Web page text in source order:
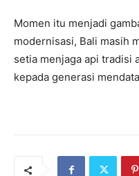
Momen itu menjadi
modernisasi, Bali masih
setia menjaga api tradisi
kepada generasi